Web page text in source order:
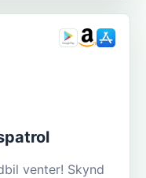
venter! Skynd